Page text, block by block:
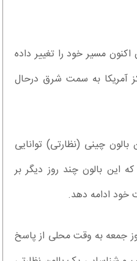
مسیر خود را تغییر داده
متری در مرکز آمریکا به سمت شرق درحال
چینی (نظارتی) توانایی
که این بالون چند روز دیگر بر
خود ادامه دهد.
جمعه به وقت محلی از پاسخ